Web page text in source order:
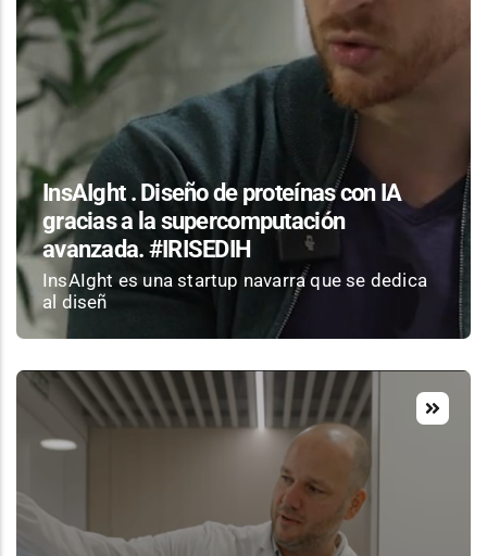
InsAIght . Diseño de proteínas con IA
gracias a la supercomputación
avanzada. #IRISEDIH
InsAIght es una startup navarra que se dedica
al diseñ